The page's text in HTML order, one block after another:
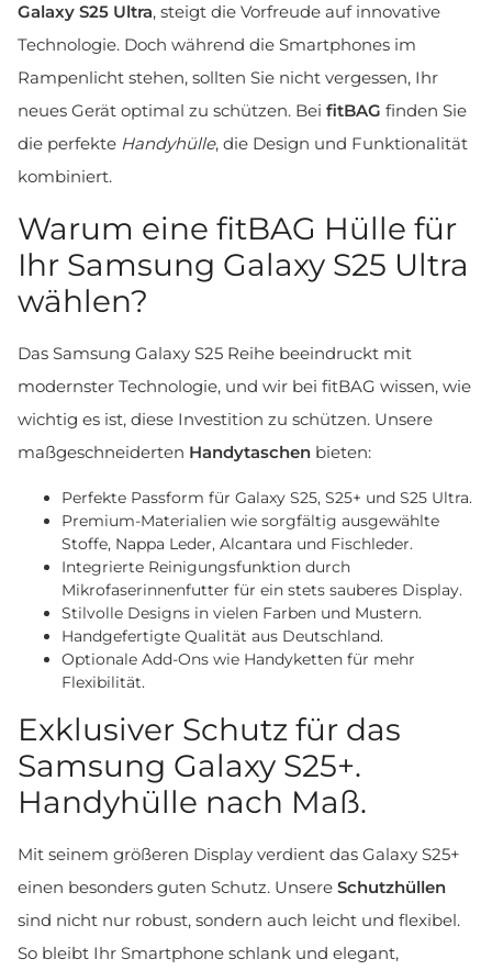
Galaxy S25 Ultra, steigt die Vorfreude auf innovative
Technologie. Doch während die Smartphones im
Rampenlicht stehen, sollten Sie nicht vergessen, Ihr
neues Gerät optimal zu schützen. Bei fitBAG finden Sie
die perfekte Handyhülle, die Design und Funktionalität
kombiniert.
Warum eine fitBAG Hülle für
Ihr Samsung Galaxy S25 Ultra
wählen?
Das Samsung Galaxy S25 Reihe beeindruckt mit
modernster Technologie, und wir bei fitBAG wissen, wie
wichtig es ist, diese Investition zu schützen. Unsere
maßgeschneiderten Handytaschen bieten:
Perfekte Passform für Galaxy S25, S25+ und S25 Ultra.
Premium-Materialien wie sorgfältig ausgewählte
Stoffe, Nappa Leder, Alcantara und Fischleder.
Integrierte Reinigungsfunktion durch
Mikrofaserinnenfutter für ein stets sauberes Display.
Stilvolle Designs in vielen Farben und Mustern.
Handgefertigte Qualität aus Deutschland.
Optionale Add-Ons wie Handyketten für mehr
Flexibilität.
Exklusiver Schutz für das
Samsung Galaxy S25+.
Handyhülle nach Maß.
Mit seinem größeren Display verdient das Galaxy S25+
einen besonders guten Schutz. Unsere Schutzhüllen
sind nicht nur robust, sondern auch leicht und flexibel.
So bleibt Ihr Smartphone schlank und elegant,